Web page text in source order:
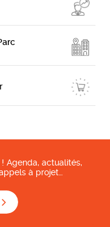
Agenda, actualités,
à projet…